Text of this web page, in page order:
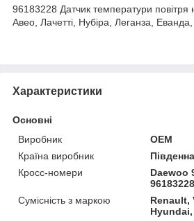
96183228 Датчик температури повітря
Авео, Лачетті, Нубіра, Леганза,
Характеристики
Основні
Виробник
OEM
Країна виробник
Кросс-номери
Daewoo
Сумісність з маркою
Renault,